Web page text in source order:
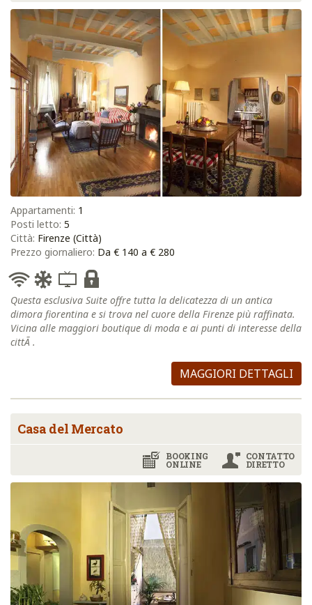
Appartamenti: 1
Posti letto: 5
Città: Firenze (Città)
Prezzo giornaliero: Da € 140 a € 280
Questa esclusiva Suite offre tutta la delicatezza di un antica
dimora fiorentina e si trova nel cuore della Firenze più raffinata.
Vicina alle maggiori boutique di moda e ai punti di interesse della
cittÃ .
MAGGIORI DETTAGLI
Casa del Mercato
CONTATTO
DIRETTO
BOOKING
ONLINE